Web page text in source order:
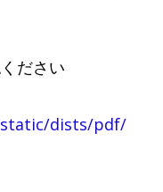
ださい
dists/pdf/